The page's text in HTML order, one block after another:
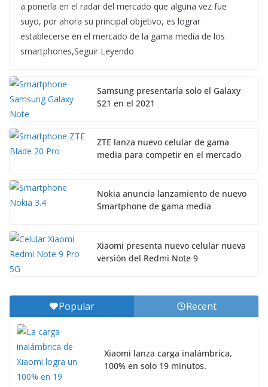
a ponerla en el radar del mercado que alguna vez fue
suyo, por ahora su principal objetivo, es lograr
establecerse en el mercado de la gama media de los
smartphones,Seguir Leyendo
Samsung presentaría solo el Galaxy
S21 en el 2021
ZTE lanza nuevo celular de gama
media para competir en el mercado
Nokia anuncia lanzamiento de nuevo
Smartphone de gama media
Xiaomi presenta nuevo celular nueva
versión del Redmi Note 9
Popular Recent
Xiaomi lanza carga inalámbrica,
100% en solo 19 minutos.